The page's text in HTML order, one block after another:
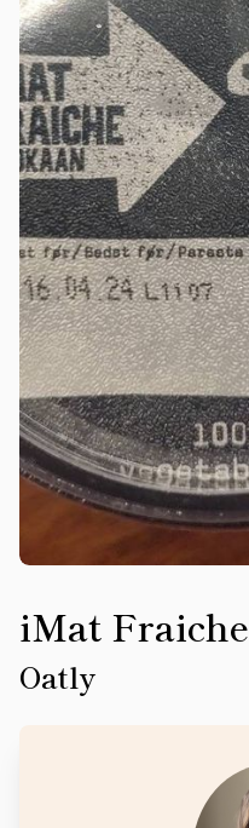
iMat Fraiche
Oatly